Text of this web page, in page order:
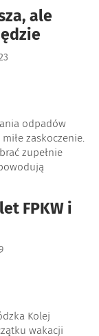
ale
odpadów
zaskoczenie.
zupełnie
FPKW i
Kolej
wakacji